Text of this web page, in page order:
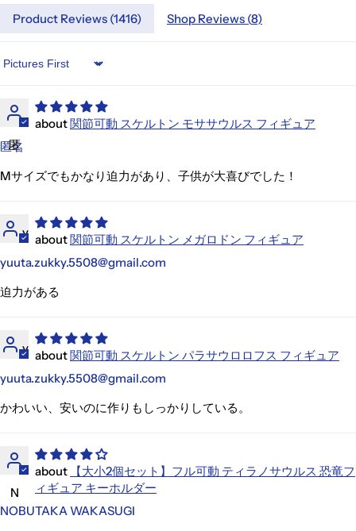
Product Reviews (1416) Shop Reviews (8)
Sort by
匿
関節可動 スケルトン モササウルス フィギュア
匿名
Mサイズでもかなり迫力があり、子供が大喜びでした！
y
関節可動 スケルトン メガロドン フィギュア
yuuta.zukky.5508@gmail.com
迫力がある
y
関節可動 スケルトン パラサウロロフス フィギュア
yuuta.zukky.5508@gmail.com
かわいい、安いのに作りもしっかりしている。
N
【大小2個セット】フル可動 ティラノサウルス 恐竜フ
ィギュア キーホルダー
NOBUTAKA WAKASUGI